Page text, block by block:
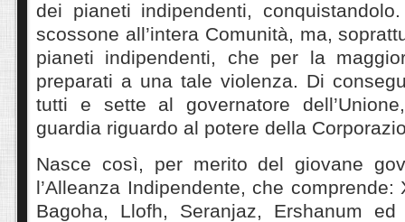
dei pianeti indipendenti,
scossone all’intera Comunità, ma,
pianeti indipendenti, che per la
preparati a una tale violenza. Di
tutti e sette al governatore
guardia riguardo al potere della
Nasce così, per merito del giovane
l’Alleanza Indipendente, che comprende:
Bagoha, Llofh, Seranjaz, Ershanum